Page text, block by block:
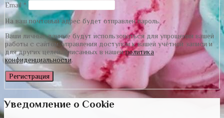
Email *
На ваш почтовый адрес будет отправлен пароль.
Ваши личные данные будут использоваться для упрощения вашей
работы с сайтом, управления доступом к вашей учётной записи и
для других целей, описанных в нашейполитика
конфиденциальности.
Регистрация
Уведомление о Cookie